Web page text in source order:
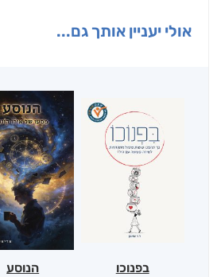
אולי יעניין אותך גם...
בפנוכו הנוסע